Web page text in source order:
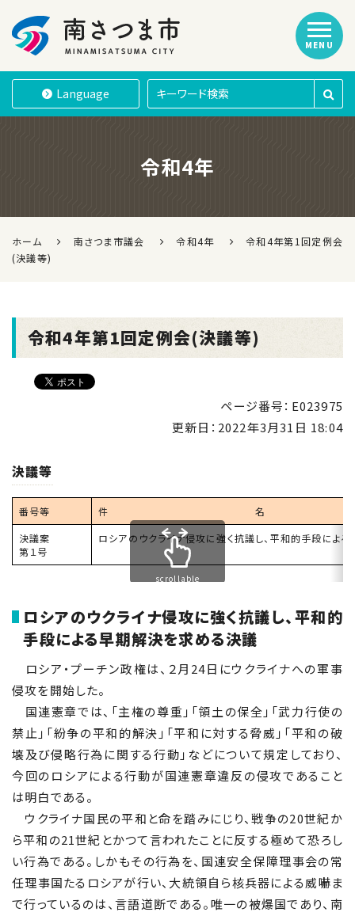
南さつま市
Language
MENU
令和4年
ホーム 南さつま市議会 令和4年
令和4年第1回定例会
(決議等)
令和4年第1回定例会(決議等)
ページ番号：E023975
更新日： 2022年3月31日 18:04
決議等
番号等
件 名
決議案
第１号
ロシアのウクライナ侵攻に強く抗議し、平和的手段によ
scrollable
ロシアのウクライナ侵攻に強く抗議し、平和的
手段による早期解決を求める決議
ロシア・プーチン政権は、２月24日にウクライナへの軍事
侵攻を開始した。
国連憲章では、「主権の尊重」「領土の保全」「武力行使の
禁止」「紛争の平和的解決」「平和に対する脅威」「平和の破
壊及び侵略行為に関する行動」などについて規定しており、
今回のロシアによる行動が国連憲章違反の侵攻であること
は明白である。
ウクライナ国民の平和と命を踏みにじり、戦争の20世紀か
ら平和の21世紀とかつて言われたことに反する極めて恐ろし
い行為である。しかもその行為を、国連安全保障理事会の常
任理事国たるロシアが行い、大統領自ら核兵器による威嚇ま
で行っているのは、言語道断である。唯一の被爆国であり、南